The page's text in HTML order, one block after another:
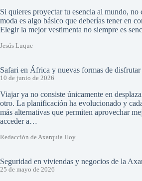
Si quieres proyectar tu esencia al mundo, no
moda es algo básico que deberías tener en
Elegir la mejor vestimenta no siempre es
Jesús Luque
Safari en África y nuevas formas de
10 de junio de 2026
Viajar ya no consiste únicamente en
otro. La planificación ha evolucionado y
más alternativas que permiten aprovechar
acceder a…
Redacción de Axarquía Hoy
Seguridad en viviendas y negocios de la
25 de mayo de 2026